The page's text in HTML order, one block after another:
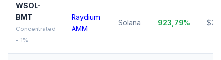
WSOL-
BMT
Concentrated
- 1%
Raydium
AMM
Solana 923,79%